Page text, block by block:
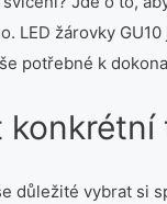
LED žárovky GU10
potřebné k
konkrétní
důležité vybrat si